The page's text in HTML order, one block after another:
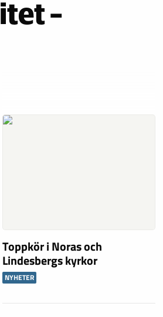
–
Toppkör i Noras och
Lindesbergs kyrkor
NYHETER